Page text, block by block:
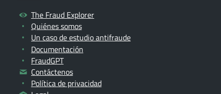
The Fraud Explorer
Quiénes somos
Un caso de estudio antifraude
Documentación
FraudGPT
Contáctenos
Política de privacidad